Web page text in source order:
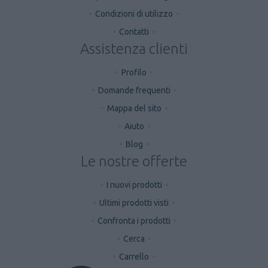
Condizioni di utilizzo
Contatti
Assistenza clienti
Profilo
Domande frequenti
Mappa del sito
Aiuto
Blog
Le nostre offerte
I nuovi prodotti
Ultimi prodotti visti
Confronta i prodotti
Cerca
Carrello